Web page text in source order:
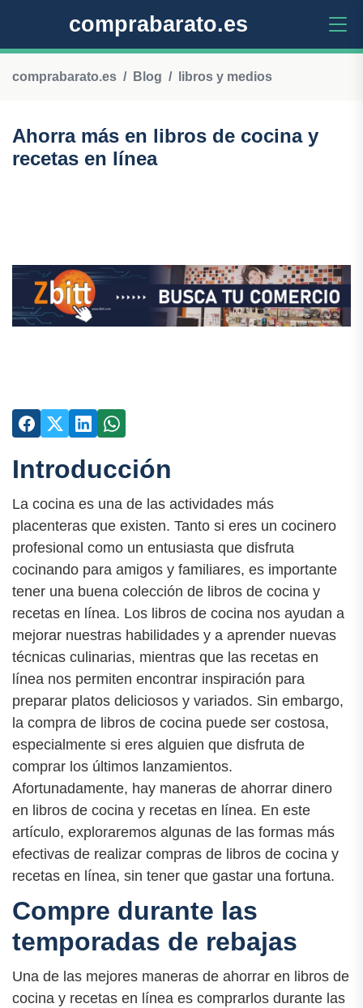
comprabarato.es
comprabarato.es Blog libros y medios
Ahorra más en libros de cocina y
recetas en línea
Introducción
La cocina es una de las actividades más
placenteras que existen. Tanto si eres un cocinero
profesional como un entusiasta que disfruta
cocinando para amigos y familiares, es importante
tener una buena colección de libros de cocina y
recetas en línea. Los libros de cocina nos ayudan a
mejorar nuestras habilidades y a aprender nuevas
técnicas culinarias, mientras que las recetas en
línea nos permiten encontrar inspiración para
preparar platos deliciosos y variados. Sin embargo,
la compra de libros de cocina puede ser costosa,
especialmente si eres alguien que disfruta de
comprar los últimos lanzamientos.
Afortunadamente, hay maneras de ahorrar dinero
en libros de cocina y recetas en línea. En este
artículo, exploraremos algunas de las formas más
efectivas de realizar compras de libros de cocina y
recetas en línea, sin tener que gastar una fortuna.
Compre durante las
temporadas de rebajas
Una de las mejores maneras de ahorrar en libros de
cocina y recetas en línea es comprarlos durante las